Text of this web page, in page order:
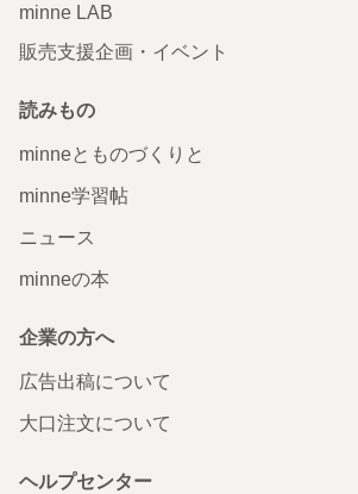
minne LAB
販売支援企画・イベント
読みもの
minneとものづくりと
minne学習帖
ニュース
minneの本
企業の方へ
広告出稿について
大口注文について
ヘルプセンター